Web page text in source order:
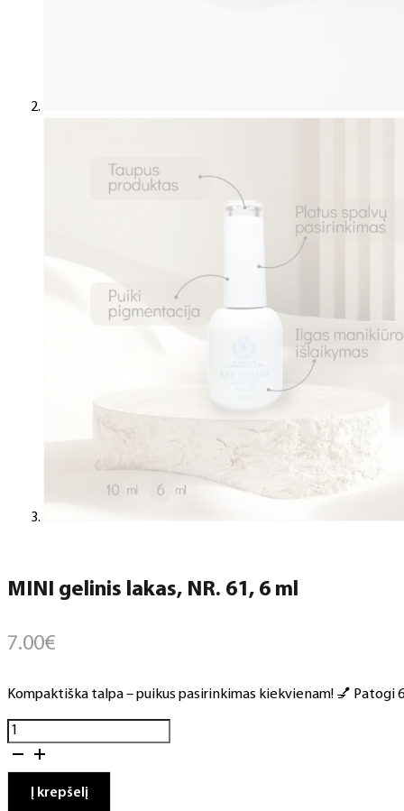
MINI gelinis lakas, NR. 61, 6 ml
7.00€
Kompaktiška talpa – puikus pasirinkimas kiekvienam! 💅
produkto
kiekis:
gelinis
lakas,
Į krepšelį